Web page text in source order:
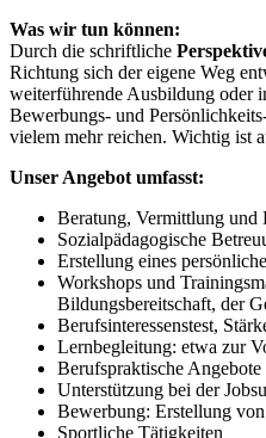
Was wir tun können:
Durch die schriftliche
Richtung sich der eigene Weg
weiterführende Ausbildung oder
Bewerbungs- und
vielem mehr reichen. Wichtig ist
Unser Angebot umfasst:
Beratung, Vermittlung und
Sozialpädagogische
Erstellung eines
Workshops und
Bildungsbereitschaft, der
Berufsinteressenstest,
Lernbegleitung: etwa zur
Berufspraktische
Unterstützung bei der
Bewerbung: Erstellung
Sportliche Tätigkeiten